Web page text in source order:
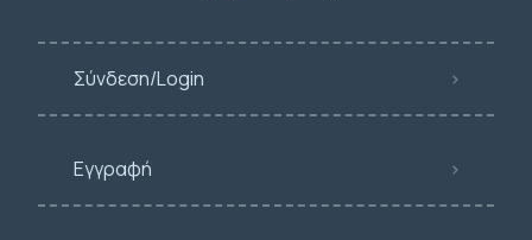
Σύνδεση/Login
Εγγραφή